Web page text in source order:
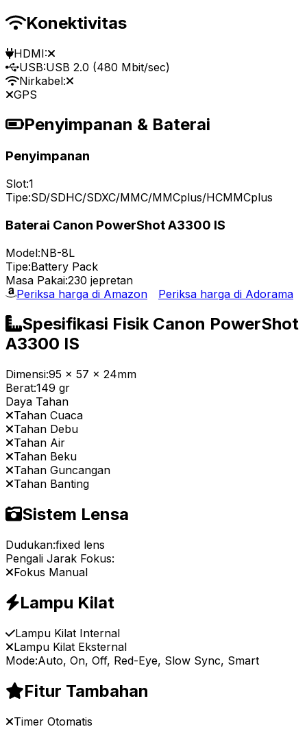
Konektivitas
HDMI:
USB:USB 2.0 (480 Mbit/sec)
Nirkabel:
GPS
Penyimpanan & Baterai
Penyimpanan
Slot:1
Tipe:SD/SDHC/SDXC/MMC/MMCplus/HCMMCplus
Baterai Canon PowerShot A3300 IS
Model:NB-8L
Tipe:Battery Pack
Masa Pakai:230 jepretan
Periksa harga di Amazon
Periksa harga di Adorama
Spesifikasi Fisik Canon PowerShot
A3300 IS
Dimensi:95 x 57 x 24mm
Berat:149 gr
Daya Tahan
Tahan Cuaca
Tahan Debu
Tahan Air
Tahan Beku
Tahan Guncangan
Tahan Banting
Sistem Lensa
Dudukan:fixed lens
Pengali Jarak Fokus:
Fokus Manual
Lampu Kilat
Lampu Kilat Internal
Lampu Kilat Eksternal
Mode:Auto, On, Off, Red-Eye, Slow Sync, Smart
Fitur Tambahan
Timer Otomatis